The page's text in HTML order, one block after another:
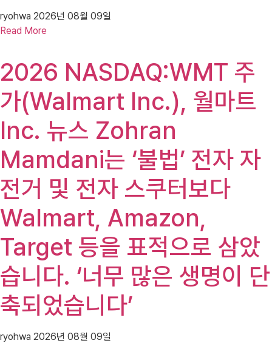
ryohwa 2026년 08월 09일
Read More
2026 NASDAQ:WMT 주
가(Walmart Inc.), 월마트
Inc. 뉴스 Zohran
Mamdani는 ‘불법’ 전자 자
전거 및 전자 스쿠터보다
Walmart, Amazon,
Target 등을 표적으로 삼았
습니다. ‘너무 많은 생명이 단
축되었습니다’
ryohwa 2026년 08월 09일